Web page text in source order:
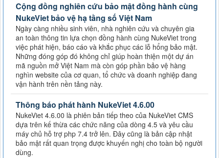
Cộng đồng nghiên cứu bảo mật đồng hành cùng
NukeViet bảo vệ hạ tầng số Việt Nam
Ngày càng nhiều sinh viên, nhà nghiên cứu và chuyên gia
an toàn thông tin lựa chọn đồng hành cùng NukeViet trong
việc phát hiện, báo cáo và khắc phục các lỗ hổng bảo mật.
Những đóng góp đó không chỉ giúp hoàn thiện một dự án
mã nguồn mở Việt Nam mà còn góp phần bảo vệ hàng
nghìn website của cơ quan, tổ chức và doanh nghiệp đang
vận hành trên nền tảng này.
Thông báo phát hành NukeViet 4.6.00
NukeViet 4.6.00 là phiên bản tiếp theo của NukeViet CMS
dựa trên kế thừa các chức năng của dòng 4.5 và yêu cầu
máy chủ hỗ trợ php 7.4 trở lên. Đây cũng là bản cập nhật
bảo mật rất quan trọng được khuyến nghị cho toàn bộ người
dùng.